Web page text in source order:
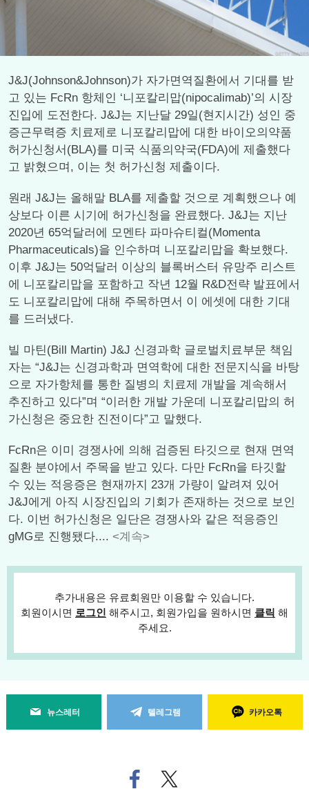
J&J(Johnson&Johnson)가 자가면역질환에서 기대를 받
고 있는 FcRn 항체인 ‘니포칼리맙(nipocalimab)’의 시장
진입에 도전한다. J&J는 지난달 29일(현지시간) 성인 중
증근무력증 치료제로 니포칼리맙에 대한 바이오의약품
허가신청서(BLA)를 미국 식품의약국(FDA)에 제출했다
고 밝혔으며, 이는 첫 허가신청 제출이다.
원래 J&J는 올해말 BLA를 제출할 것으로 계획했으나 예
상보다 이른 시기에 허가신청을 완료했다. J&J는 지난
2020년 65억달러에 모멘타 파마슈티컬(Momenta
Pharmaceuticals)을 인수하며 니포칼리맙을 확보했다.
이후 J&J는 50억달러 이상의 블록버스터 유망주 리스트
에 니포칼리맙을 포함하고 작년 12월 R&D전략 발표에서
도 니포칼리맙에 대해 주목하면서 이 에셋에 대한 기대
를 드러냈다.
빌 마틴(Bill Martin) J&J 신경과학 글로벌치료부문 책임
자는 “J&J는 신경과학과 면역학에 대한 전문지식을 바탕
으로 자가항체를 통한 질병의 치료제 개발을 계속해서
추진하고 있다”며 “이러한 개발 가운데 니포칼리맙의 허
가신청은 중요한 진전이다”고 말했다.
FcRn은 이미 경쟁사에 의해 검증된 타깃으로 현재 면역
질환 분야에서 주목을 받고 있다. 다만 FcRn을 타깃할
수 있는 적응증은 현재까지 23개 가량이 알려져 있어
J&J에게 아직 시장진입의 기회가 존재하는 것으로 보인
다. 이번 허가신청은 일단은 경쟁사와 같은 적응증인
gMG로 진행됐다.... <계속>
추가내용은 유료회원만 이용할 수 있습니다.
회원이시면 로그인 해주시고, 회원가입을 원하시면 클릭 해
주세요.
뉴스레터 텔레그램 카카오톡
페
이
트위
터로